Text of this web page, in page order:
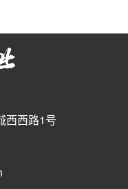
西西路1号